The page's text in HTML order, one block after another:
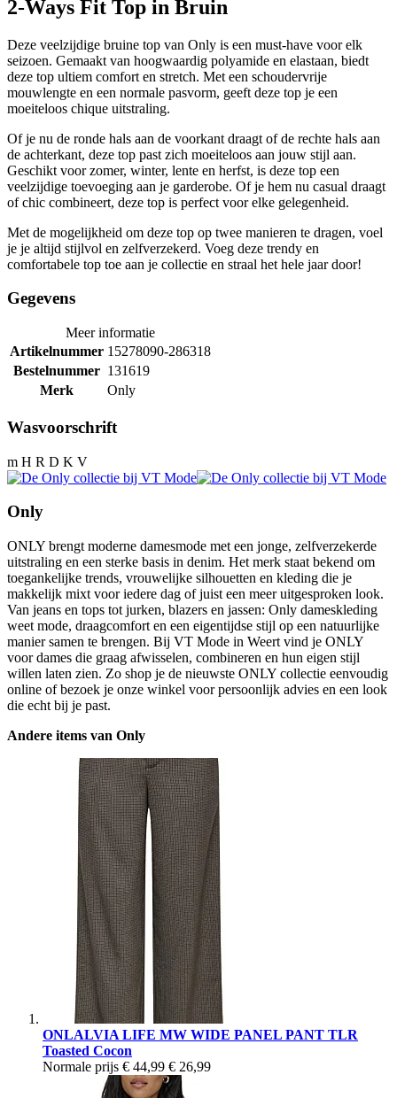
2-Ways Fit Top in Bruin
Deze veelzijdige bruine top van Only is een must-have voor elk
seizoen. Gemaakt van hoogwaardig polyamide en elastaan, biedt
deze top ultiem comfort en stretch. Met een schoudervrije
mouwlengte en een normale pasvorm, geeft deze top je een
moeiteloos chique uitstraling.
Of je nu de ronde hals aan de voorkant draagt of de rechte hals aan
de achterkant, deze top past zich moeiteloos aan jouw stijl aan.
Geschikt voor zomer, winter, lente en herfst, is deze top een
veelzijdige toevoeging aan je garderobe. Of je hem nu casual draagt
of chic combineert, deze top is perfect voor elke gelegenheid.
Met de mogelijkheid om deze top op twee manieren te dragen, voel
je je altijd stijlvol en zelfverzekerd. Voeg deze trendy en
comfortabele top toe aan je collectie en straal het hele jaar door!
Gegevens
Meer informatie
Artikelnummer 15278090-286318
Bestelnummer 131619
Merk
Only
Wasvoorschrift
m H R D K V
Only
ONLY brengt moderne damesmode met een jonge, zelfverzekerde
uitstraling en een sterke basis in denim. Het merk staat bekend om
toegankelijke trends, vrouwelijke silhouetten en kleding die je
makkelijk mixt voor iedere dag of juist een meer uitgesproken look.
Van jeans en tops tot jurken, blazers en jassen: Only dameskleding
weet mode, draagcomfort en een eigentijdse stijl op een natuurlijke
manier samen te brengen. Bij VT Mode in Weert vind je ONLY
voor dames die graag afwisselen, combineren en hun eigen stijl
willen laten zien. Zo shop je de nieuwste ONLY collectie eenvoudig
online of bezoek je onze winkel voor persoonlijk advies en een look
die echt bij je past.
Andere items van Only
ONLALVIA LIFE MW WIDE PANEL PANT TLR
Toasted Cocon
Normale prijs € 44,99 € 26,99